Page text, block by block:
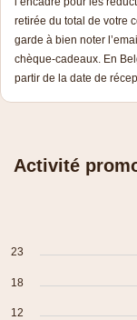
retirée du total de votre
garde à bien noter
chèque-cadeaux. En
partir de la date de
Activité
23
18
12